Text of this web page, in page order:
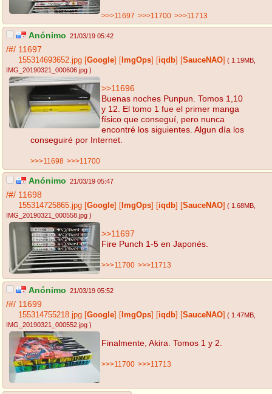
>>>11697 >>>11700 >>>11713
Anónimo 21/03/19 05:42
/#/ 11697
155314693652.jpg Google ImgOps iqdb SauceNAO ( 1.19MB
IMG_20190321_000606.jpg )
>>11696
Buenas noches Punpun. Tomos 1,10
y 12. El tomo 1 fue el primer manga
físico que conseguí, pero nunca
encontré los siguientes. Algun día los
conseguiré por Internet.
>>>11698 >>>11700
Anónimo 21/03/19 05:47
/#/ 11698
155314725865.jpg Google ImgOps iqdb SauceNAO ( 1.68MB
IMG_20190321_000558.jpg )
>>11697
Fire Punch 1-5 en Japonés.
>>>11700 >>>11713
Anónimo 21/03/19 05:52
/#/ 11699
155314755218.jpg Google ImgOps iqdb SauceNAO ( 1.47MB
IMG_20190321_000552.jpg )
Finalmente, Akira. Tomos 1 y 2.
>>>11700 >>>11713